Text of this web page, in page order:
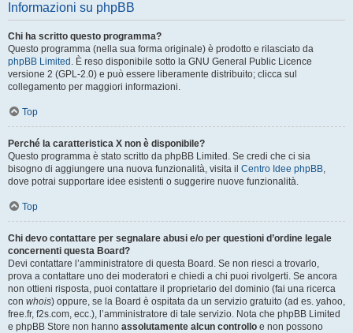
Informazioni su phpBB
Chi ha scritto questo programma?
Questo programma (nella sua forma originale) è prodotto e rilasciato da
phpBB Limited . È reso disponibile sotto la GNU General Public Licence
versione 2 (GPL-2.0) e può essere liberamente distribuito; clicca sul
collegamento per maggiori informazioni.
Top
Perché la caratteristica X non è disponibile?
Questo programma è stato scritto da phpBB Limited. Se credi che ci sia
bisogno di aggiungere una nuova funzionalità, visita il Centro Idee phpBB,
dove potrai supportare idee esistenti o suggerire nuove funzionalità.
Top
Chi devo contattare per segnalare abusi e/o per questioni d’ordine legale
concernenti questa Board?
Devi contattare l’amministratore di questa Board. Se non riesci a trovarlo,
prova a contattare uno dei moderatori e chiedi a chi puoi rivolgerti. Se ancora
non ottieni risposta, puoi contattare il proprietario del dominio (fai una ricerca
con whois) oppure, se la Board è ospitata da un servizio gratuito (ad es. yahoo,
free.fr, f2s.com, ecc.), l’amministratore di tale servizio. Nota che phpBB Limited
e phpBB Store non hanno assolutamente alcun controllo e non possono